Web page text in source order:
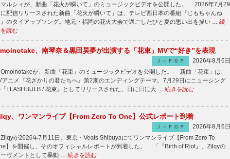
ルシィが、新曲「花火が瞬いて」のミュージックビデオを公開した。 2026年7月29
に配信リリースされた新曲「花火が瞬いて」は、テレビ西日本の番組『じもちゃんね
のタイアップソング。地元・福岡の花火大会で過ごしたひと夏の思い出を描い … 続
読む
、南琴奈＆黒田昊夢が出演する「花束」MVで“好き”を表現
Ｊ－ＰＯＰ
2026年8月6日
が、新曲「花束」のミュージックビデオを公開した。 新曲「花束」は、
アニメ『花ざかりの君たちへ』第2期のエンディングテーマ。7月29日にニューシング
『FLASHBULB / 花束』としてリリースされた、日に日に大 … 続きを読む
、ワンマンライブ【From Zero To One】公式レポート到着
Ｊ－ＰＯＰ
2026年8月6日
が2026年7月11日、東京・Veats Shibuyaにてワンマンライブ【From Zero To
】を開催し、そのオフィシャルレポートが到着した。 「『Birth of Riot』、Zilqyの
ヴメントとして暴動 … 続きを読む